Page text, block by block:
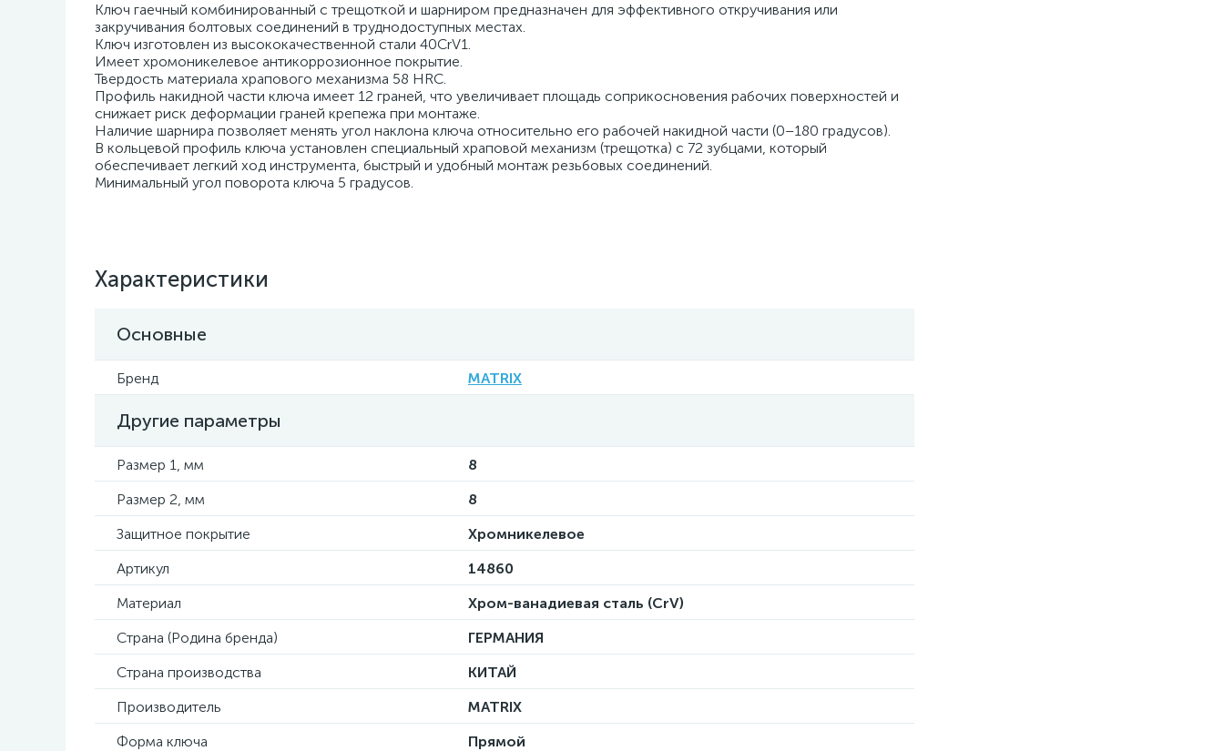
Ключ гаечный комбинированный с трещоткой и шарниром предназначен для эффективного откручивания или
закручивания болтовых соединений в труднодоступных местах.
Ключ изготовлен из высококачественной стали 40CrV1.
Имеет хромоникелевое антикоррозионное покрытие.
Твердость материала храпового механизма 58 HRС.
Профиль накидной части ключа имеет 12 граней, что увеличивает площадь соприкосновения рабочих поверхностей и
снижает риск деформации граней крепежа при монтаже.
Наличие шарнира позволяет менять угол наклона ключа относительно его рабочей накидной части (0–180 градусов).
В кольцевой профиль ключа установлен специальный храповой механизм (трещотка) с 72 зубцами, который
обеспечивает легкий ход инструмента, быстрый и удобный монтаж резьбовых соединений.
Минимальный угол поворота ключа 5 градусов.
Характеристики
Основные
Бренд MATRIX
Другие параметры
Размер 1, мм
8
Размер 2, мм
8
Защитное покрытие
Хромникелевое
Артикул
14860
Материал
Хром-ванадиевая сталь (CrV)
Страна (Родина бренда)
ГЕРМАНИЯ
Страна производства
КИТАЙ
Производитель
MATRIX
Форма ключа
Прямой